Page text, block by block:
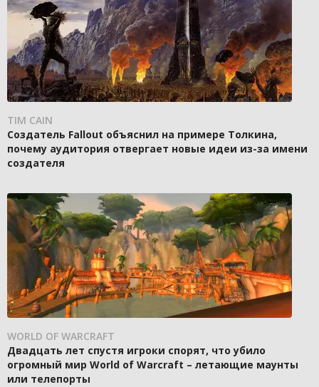
TIM CAIN
Создатель Fallout объяснил на примере Толкина,
почему аудитория отвергает новые идеи из-за имени
создателя
WORLD OF WARCRAFT
Двадцать лет спустя игроки спорят, что убило
огромный мир World of Warcraft – летающие маунты
или телепорты